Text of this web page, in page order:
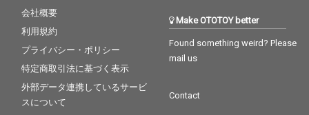
会社概要
利用規約
プライバシー・ポリシー
特定商取引法に基づく表示
外部データ連携しているサービ
スについて
Make OTOTOY better
Found something weird? Please
mail us
Contact